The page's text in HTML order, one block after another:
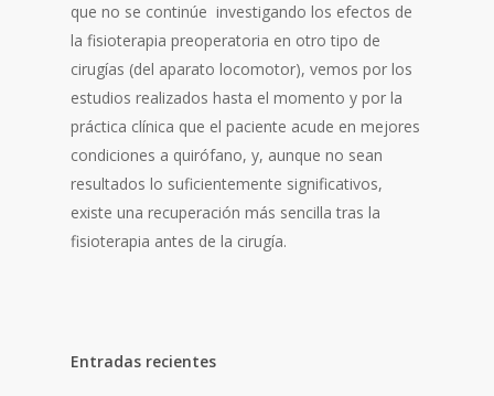
que no se continúe investigando los efectos de
la fisioterapia preoperatoria en otro tipo de
cirugías (del aparato locomotor), vemos por los
estudios realizados hasta el momento y por la
práctica clínica que el paciente acude en mejores
condiciones a quirófano, y, aunque no sean
resultados lo suficientemente significativos,
existe una recuperación más sencilla tras la
fisioterapia antes de la cirugía.
Entradas recientes